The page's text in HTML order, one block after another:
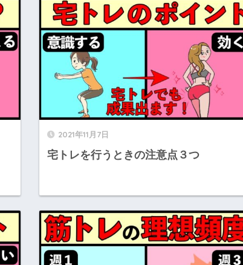
2021年11月7日
宅トレを行うときの注意点３つ